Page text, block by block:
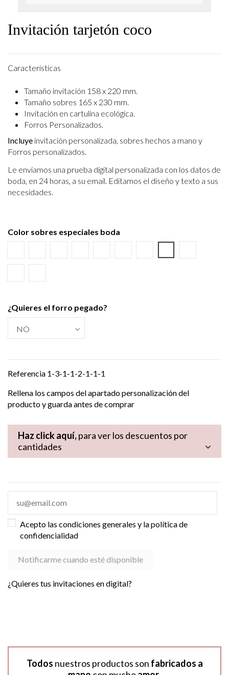
Invitación tarjetón coco
Características
Tamaño invitación 158 x 220 mm.
Tamaño sobres 165 x 230 mm.
Invitación en cartulina ecológica.
Forros Personalizados.
Incluye invitación personalizada, sobres hechos a mano y
Forros personalizados.
Le enviamos una prueba digital personalizada con los datos de
boda, en 24 horas, a su email. Editamos el diseño y texto a sus
necesidades.
Color sobres especiales boda
¿Quieres el forro pegado?
Referencia 1-3-1-1-2-1-1-1
Rellena los campos del apartado personalización del
producto y guarda antes de comprar
Haz click aquí,para ver los descuentos por
cantidades
Acepto las condiciones generales y la política de
confidencialidad
¿Quieres tus invitaciones en digital?
Todos nuestros productos son fabricados a